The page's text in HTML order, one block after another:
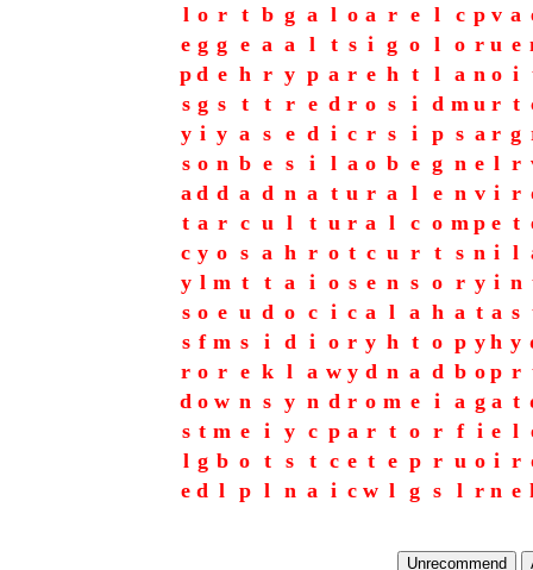
l o r t b g a l o a r e l c p v a
e g g e a a l t s i g o l o r u e
p d e h r y p a r e h t l a n o i
s g s t t r e d r o s i d m u r t
y i y a s e d i c r s i p s a r g
s o n b e s i l a o b e g n e l r
a d d a d n a t u r a l e n v i r
t a r c u l t u r a l c o m p e t
c y o s a h r o t c u r t s n i l
y l m t t a i o s e n s o r y i n
s o e u d o c i c a l a h a t a s
s f m s i d i o r y h t o p y h y
r o r e k l a w y d n a d b o p r
d o w n s y n d r o m e i a g a t
s t m e i y c p a r t o r f i e l
l g b o t s t c e t e p r u o i r
e d l p l n a i c w l g s l r n e